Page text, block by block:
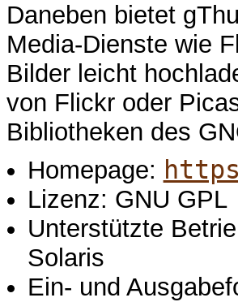
Daneben bietet
Media-Dienste wie
Bilder leicht
von Flickr oder
Bibliotheken des
Homepage:
Lizenz: GNU GPL
Unterstützte
Solaris
Ein- und